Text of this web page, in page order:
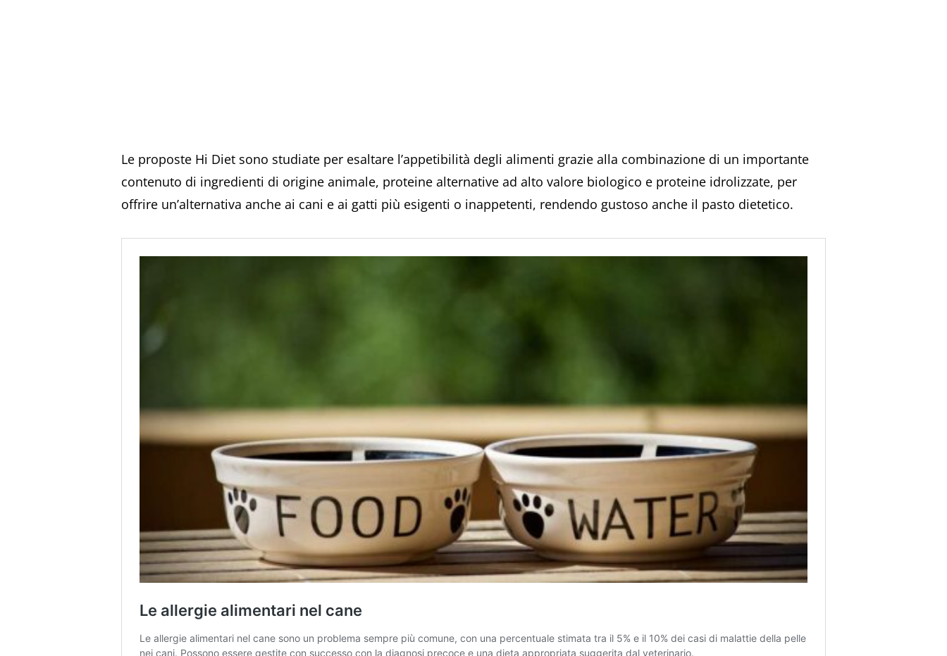
Le proposte Hi Diet sono studiate per esaltare l’appetibilità degli alimenti grazie alla combinazione di un importante
contenuto di ingredienti di origine animale, proteine alternative ad alto valore biologico e proteine idrolizzate, per
offrire un’alternativa anche ai cani e ai gatti più esigenti o inappetenti, rendendo gustoso anche il pasto dietetico.